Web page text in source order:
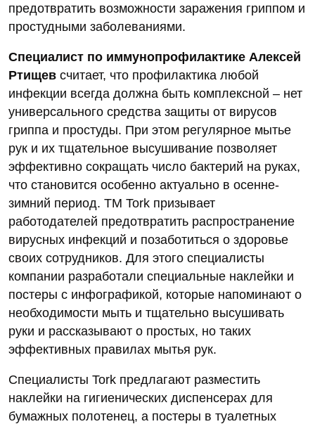
предотвратить возможности заражения гриппом и
простудными заболеваниями.
Специалист по иммунопрофилактике Алексей
Ртищев считает, что профилактика любой
инфекции всегда должна быть комплексной – нет
универсального средства защиты от вирусов
гриппа и простуды. При этом регулярное мытье
рук и их тщательное высушивание позволяет
эффективно сокращать число бактерий на руках,
что становится особенно актуально в осенне-
зимний период. ТМ Tork призывает
работодателей предотвратить распространение
вирусных инфекций и позаботиться о здоровье
своих сотрудников. Для этого специалисты
компании разработали специальные наклейки и
постеры с инфографикой, которые напоминают о
необходимости мыть и тщательно высушивать
руки и рассказывают о простых, но таких
эффективных правилах мытья рук.
Специалисты Tork предлагают разместить
наклейки на гигиенических диспенсерах для
бумажных полотенец, а постеры в туалетных